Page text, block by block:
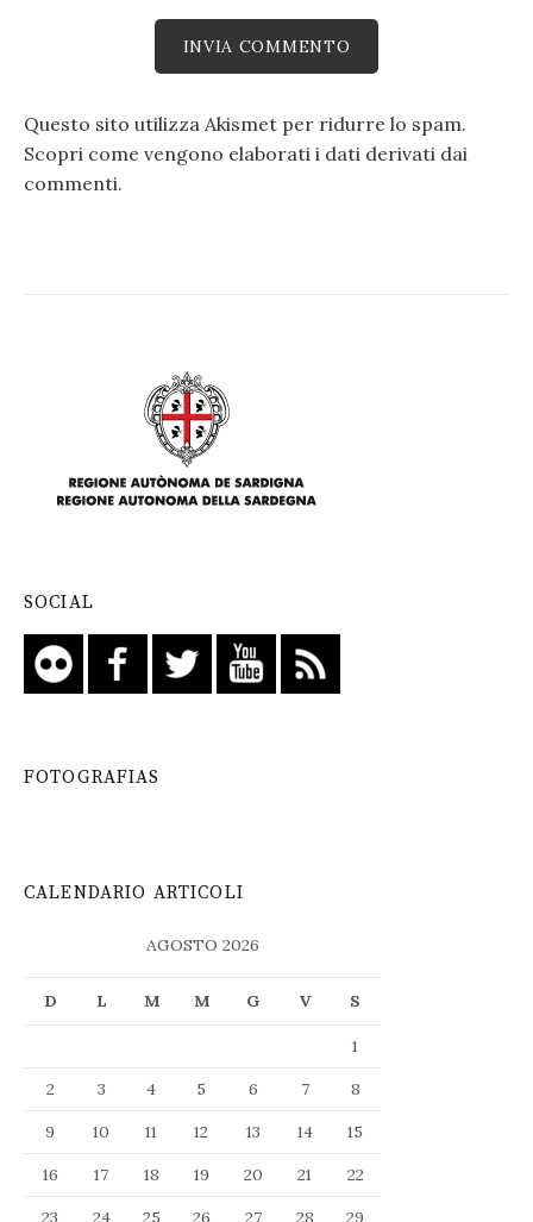
Questo sito utilizza Akismet per ridurre lo spam.
Scopri come vengono elaborati i dati derivati dai
commenti.
SOCIAL
FOTOGRAFIAS
CALENDARIO ARTICOLI
AGOSTO 2026
D L M M G V S
1
2
3 4 5 6 7
8
9
10 11 12 13 14
15
16
17 18 19 20 21
22
23
24 25 26 27 28
29